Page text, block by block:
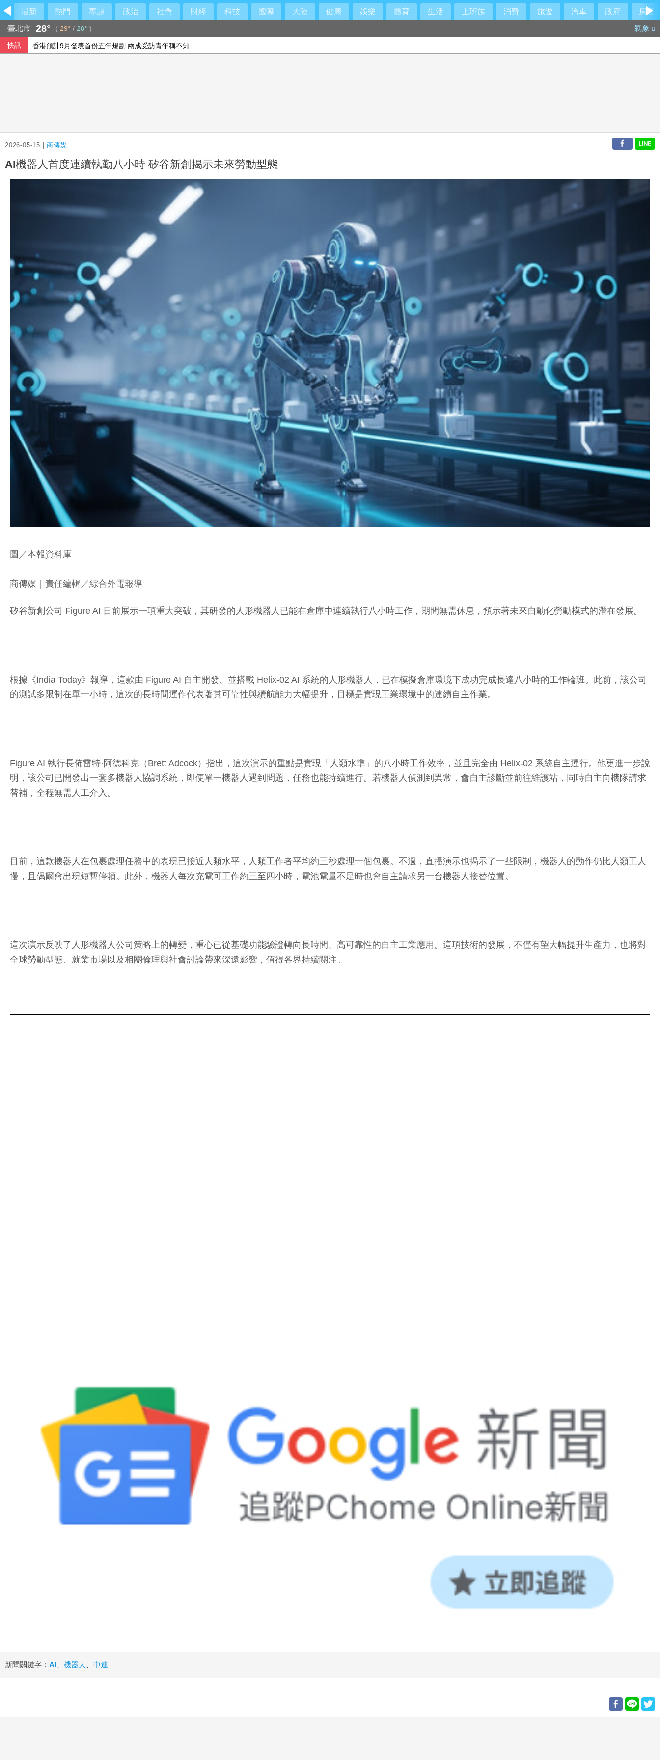
最新 熱門 專題 政治 社會 財經 科技 國際 大陸 健康 娛樂 體育 生活 上班族 消費 旅遊 汽車 政府
房產
臺北市 28° ( 29° / 28° ) 氣象
快訊 香港預計9月發表首份五年規劃 兩成受訪青年稱不知
2026-05-15 |商傳媒
AI機器人首度連續執勤八小時 矽谷新創揭示未來勞動型態
圖／本報資料庫
商傳媒 ｜責任編輯／綜合外電報導
矽谷新創公司 Figure AI 日前展示一項重大突破，其研發的人形機器人已能在倉庫中連續執行八小時工作，期間無需休息，預示著未來自動化勞動模式的潛在發展。
根據《India Today》報導，這款由 Figure AI 自主開發、並搭載 Helix-02 AI 系統的人形機器人，已在模擬倉庫環境下成功完成長達八小時的工作輪班。此前，該公司
的測試多限制在單一小時，這次的長時間運作代表著其可靠性與續航能力大幅提升，目標是實現工業環境中的連續自主作業。
Figure AI 執行長佈雷特·阿德科克（Brett Adcock）指出，這次演示的重點是實現「人類水準」的八小時工作效率，並且完全由 Helix-02 系統自主運行。他更進一步說
明，該公司已開發出一套多機器人協調系統，即便單一機器人遇到問題，任務也能持續進行。若機器人偵測到異常，會自主診斷並前往維護站，同時自主向機隊請求
替補，全程無需人工介入。
目前，這款機器人在包裹處理任務中的表現已接近人類水平，人類工作者平均約三秒處理一個包裹。不過，直播演示也揭示了一些限制，機器人的動作仍比人類工人
慢，且偶爾會出現短暫停頓。此外，機器人每次充電可工作約三至四小時，電池電量不足時也會自主請求另一台機器人接替位置。
這次演示反映了人形機器人公司策略上的轉變，重心已從基礎功能驗證轉向長時間、高可靠性的自主工業應用。這項技術的發展，不僅有望大幅提升生產力，也將對
全球勞動型態、就業市場以及相關倫理與社會討論帶來深遠影響，值得各界持續關注。
新聞關鍵字： AI 機器人 中連